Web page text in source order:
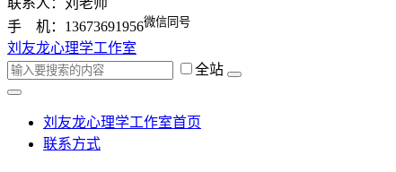
手 机：13673691956微信同号
刘友龙心理学工作室
全站
刘友龙心理学工作室首页
联系方式